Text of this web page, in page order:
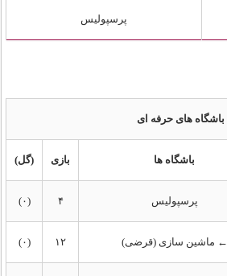
پرسپولیس
باشگاه های حرفه ای
باشگاه ها بازی (گل)
پرسپولیس ۴ (۰)
← ماشین سازی (قرضی) ۱۲ (۰)